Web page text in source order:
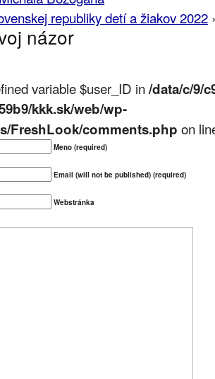
republiky detí a žiakov 2022
názor
variable $user_ID in/data/c/9/
kkk.sk/web/wp-
FreshLook/comments.php on
Meno (required)
Email (will not be published) (required)
Webstránka